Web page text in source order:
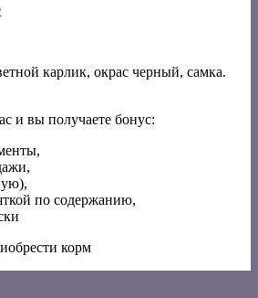
карлик, окрас черный, самка.
и вы получаете бонус:
по содержанию,
корм